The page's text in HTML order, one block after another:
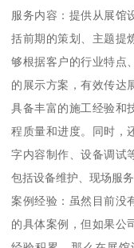
服务内容：提供从展馆
括前期的策划、主题提
够根据客户的行业特点
的展示方案，有效传达
具备丰富的施工经验和
程质量和进度。同时，
字内容制作、设备调试
包括设备维护、现场服
案例经验：虽然目前没
的具体案例，但如果公